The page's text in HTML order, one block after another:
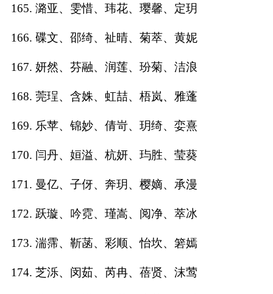
165. 潞亚、雯惜、玮花、璎馨、定玥
166. 碟文、邵绮、祉晴、菊萃、黄妮
167. 妍然、芬融、润莲、玢菊、洁浪
168. 莞珵、含姝、虹喆、梧岚、雅蓬
169. 乐苹、锦妙、倩岢、玥绮、娈熹
170. 闫丹、姮溢、杭妍、玙胜、莹葵
171. 曼亿、子伢、奔玥、樱嫡、承漫
172. 跃璇、吟霓、瑾嵩、阅净、萃冰
173. 湍霈、靳菡、彩顺、怡坎、箬嫣
174. 芝泺、闵茹、芮冉、蓓贤、沫莺